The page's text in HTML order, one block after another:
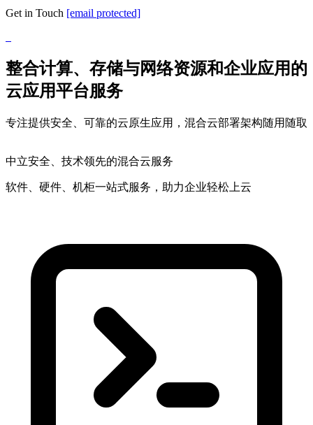
Get in Touch [email protected]
整合计算、存储与网络资源和企业应用的
云应用平台服务
专注提供安全、可靠的云原生应用，混合云部署架构随用随取
中立安全 、技术领先的混合云服务
软件、硬件、机柜一站式服务，助力企业轻松上云